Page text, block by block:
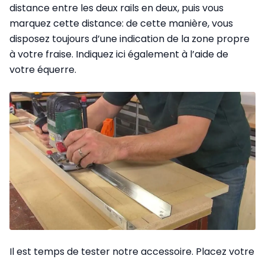
distance entre les deux rails en deux, puis vous
marquez cette distance: de cette manière, vous
disposez toujours d’une indication de la zone propre
à votre fraise. Indiquez ici également à l’aide de
votre équerre.
Il est temps de tester notre accessoire. Placez votre